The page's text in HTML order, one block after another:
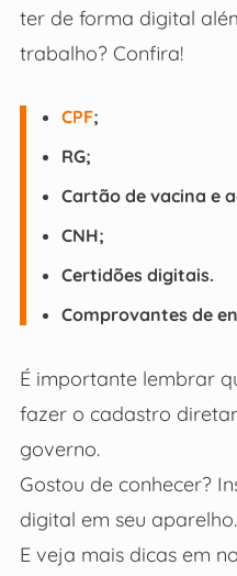
ter de forma digital
trabalho? Confira!
CPF;
RG;
Cartão de vacina e
CNH;
Certidões digitais.
Comprovantes de
É importante lembrar
fazer o cadastro
governo.
Gostou de conhecer?
digital em seu aparelho.
E veja mais dicas em